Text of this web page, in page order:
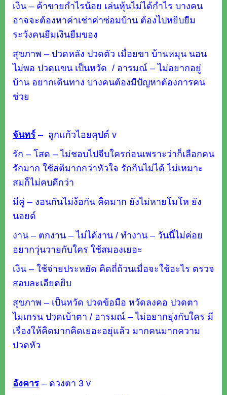
เงิน – ค้าขายกำไรน้อย เล่นหุ้นไม่ได้กำไร บางคน
อาจจะต้องหาค่าเช่าค่าซ่อมบ้าน ต้องไปหยิบยืม
ระวังคนยืมเงินยืมของ
สุขภาพ – ปวดหลัง ปวดตัว เมื่อยขา บ้านหมุน นอน
ไม่พอ ปวดแขน เป็นหวัด / อารมณ์ – ไม่อยากอยู่
บ้าน อยากเดินทาง บางคนต้องมีปัญหาต้องการคน
ช่วย
จันทร์ – ลูกแก้วไอยคุปต์ v
รัก – โสด – ไม่ชอบไปจีบใครก่อนเพราะว่าก็เลือกคน
รักมาก ใช้สติมากกว่าหัวใจ รักกินไม่ได้ ไม่เหมาะ
สมก็ไม่คบดีกว่า
มีคู่ – งอนกันไม่ง้อกัน คิดมาก ยังไม่หายโมโห ยัง
นอยด์
งาน – ตกงาน – ไม่ได้งาน / ทำงาน – วันนี้ไม่ค่อย
อยากวุ่นวายกับใคร ใช้สมองเยอะ
เงิน – ใช้จ่ายประหยัด คิดถี่ถ้วนเมื่อจะใช้อะไร ตรวจ
สอบละเอียดยิบ
สุขภาพ – เป็นหวัด ปวดข้อมือ หวัดลงคอ ปวดตา
ไมเกรน ปวดเบ้าตา / อารมณ์ – ไม่อยากยุ่งกับใคร มี
เรื่องให้คิดมากคิดเยอะอยุ่แล้ว มากคนมากความ
ปวดหัว
อังคาร – ดวงตา 3 v